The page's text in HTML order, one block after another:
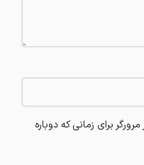
برای زمانی که دوباره